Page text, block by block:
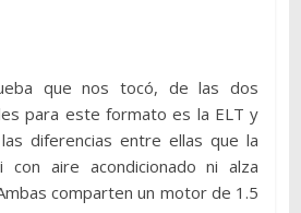
que nos tocó, de las dos
para este formato es la ELT y
diferencias entre ellas que la
con aire acondicionado ni alza
comparten un motor de 1.5